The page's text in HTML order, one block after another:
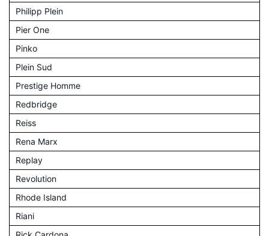
Philipp Plein
Pier One
Pinko
Plein Sud
Prestige Homme
Redbridge
Reiss
Rena Marx
Replay
Revolution
Rhode Island
Riani